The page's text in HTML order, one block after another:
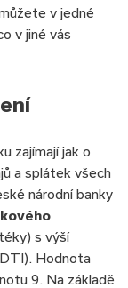
v jedné
v jiné vás
zajímají jak o
a splátek všech
národní banky
s výší
Hodnota
9. Na základě